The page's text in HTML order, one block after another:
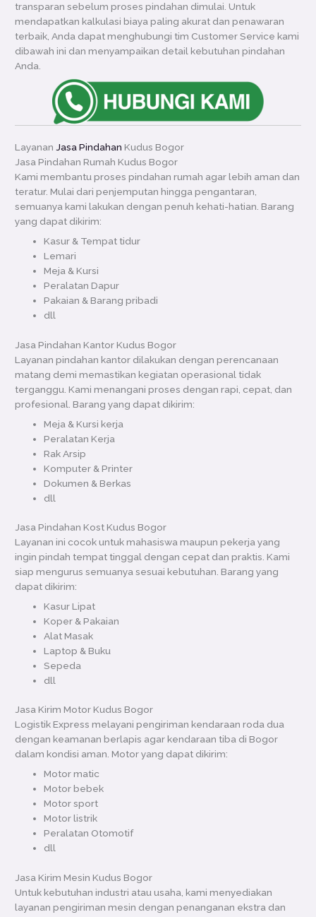
transparan sebelum proses pindahan dimulai. Untuk
mendapatkan kalkulasi biaya paling akurat dan penawaran
terbaik, Anda dapat menghubungi tim Customer Service kami
dibawah ini dan menyampaikan detail kebutuhan pindahan
Anda.
LayananJasa Pindahan Kudus Bogor
Jasa Pindahan Rumah Kudus Bogor
Kami membantu proses pindahan rumah agar lebih aman dan
teratur. Mulai dari penjemputan hingga pengantaran,
semuanya kami lakukan dengan penuh kehati-hatian. Barang
yang dapat dikirim:
Kasur & Tempat tidur
Lemari
Meja & Kursi
Peralatan Dapur
Pakaian & Barang pribadi
dll
Jasa Pindahan Kantor Kudus Bogor
Layanan pindahan kantor dilakukan dengan perencanaan
matang demi memastikan kegiatan operasional tidak
terganggu. Kami menangani proses dengan rapi, cepat, dan
profesional. Barang yang dapat dikirim:
Meja & Kursi kerja
Peralatan Kerja
Rak Arsip
Komputer & Printer
Dokumen & Berkas
dll
Jasa Pindahan Kost Kudus Bogor
Layanan ini cocok untuk mahasiswa maupun pekerja yang
ingin pindah tempat tinggal dengan cepat dan praktis. Kami
siap mengurus semuanya sesuai kebutuhan. Barang yang
dapat dikirim:
Kasur Lipat
Koper & Pakaian
Alat Masak
Laptop & Buku
Sepeda
dll
Jasa Kirim Motor Kudus Bogor
Logistik Express melayani pengiriman kendaraan roda dua
dengan keamanan berlapis agar kendaraan tiba di Bogor
dalam kondisi aman. Motor yang dapat dikirim:
Motor matic
Motor bebek
Motor sport
Motor listrik
Peralatan Otomotif
dll
Jasa Kirim Mesin Kudus Bogor
Untuk kebutuhan industri atau usaha, kami menyediakan
layanan pengiriman mesin dengan penanganan ekstra dan